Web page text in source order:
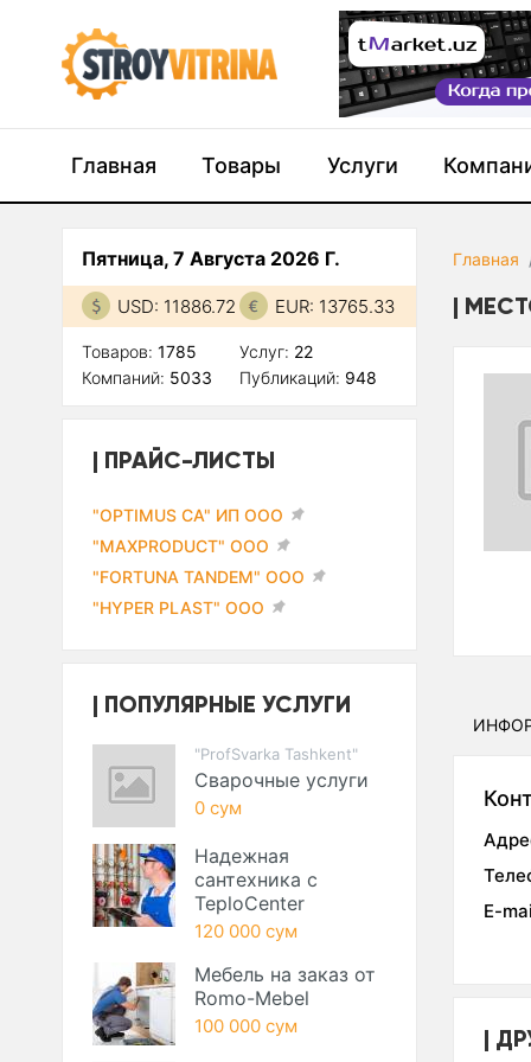
Главная Товары Услуги
Главная
E-
Пятница, 7 Августа 2026 Г.
USD: 11886.72 EUR: 13765.33
Товаров: 1785
Компаний: 5033
Услуг: 22
Публикаций: 948
ПРАЙС-ЛИСТЫ
"OPTIMUS CA" ИП ООО
"MAXPRODUCT" ООО
"FORTUNA TANDEM" ООО
"HYPER PLAST" ООО
ПОПУЛЯРНЫЕ УСЛУГИ
"ProfSvarka Tashkent"
Сварочные услуги
0 сум
Надежная
сантехника с
TeploCenter
120 000 сум
Мебель на заказ от
Romo-Mebel
100 000 сум